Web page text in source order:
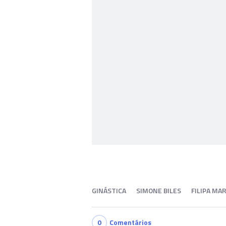
GINÁSTICA SIMONE BILES FILIPA
0 Comentários